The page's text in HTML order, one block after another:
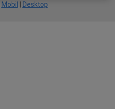
Mobil Desktop